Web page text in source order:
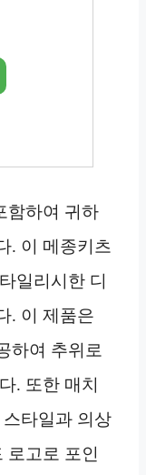
함하여 귀하
. 이 메종키츠
일리시한 디
. 이 제품은
하여 추위로
. 또한 매치
타일과 의상
로고로 포인